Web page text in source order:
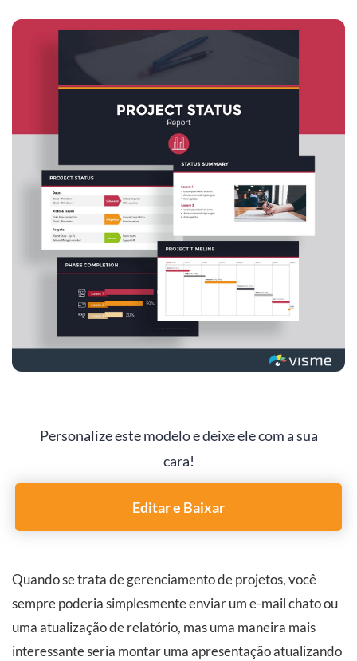
Personalize este modelo e deixe ele com a sua
cara!
Editar e Baixar
Quando se trata de gerenciamento de projetos, você
sempre poderia simplesmente enviar um e-mail chato ou
uma atualização de relatório, mas uma maneira mais
interessante seria montar uma apresentação atualizando